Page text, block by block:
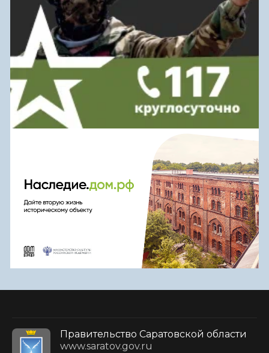
Правительство Саратовской области
www.saratov.gov.ru